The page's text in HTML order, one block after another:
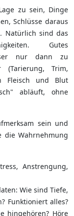
zu sein, Dinge
Schlüsse daraus
Natürlich sind das
Gutes
nur dann zu
(Tarierung, Trim,
Fleisch und Blut
abläuft, ohne
sein und
die Wahrnehmung
Anstrengung,
Wie sind Tiefe,
Funktioniert alles?
hingehören? Höre